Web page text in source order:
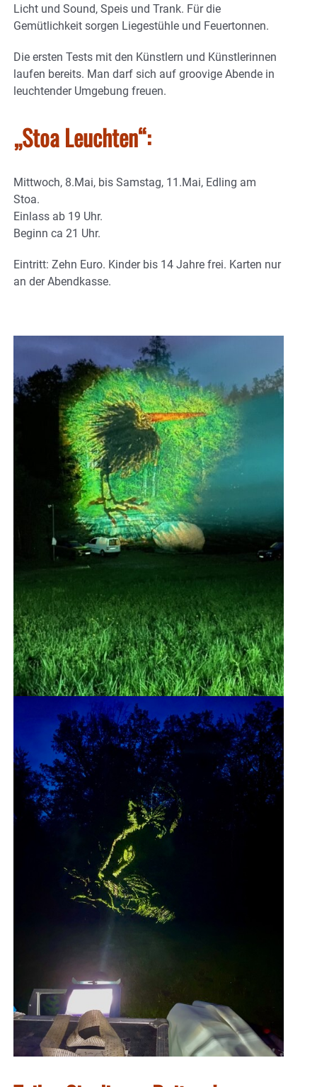
Licht und Sound, Speis und Trank. Für die
Gemütlichkeit sorgen Liegestühle und Feuertonnen.
Die ersten Tests mit den Künstlern und Künstlerinnen
laufen bereits. Man darf sich auf groovige Abende in
leuchtender Umgebung freuen.
„Stoa Leuchten“:
Mittwoch, 8.Mai, bis Samstag, 11.Mai, Edling am
Stoa.
Einlass ab 19 Uhr.
Beginn ca 21 Uhr.
Eintritt: Zehn Euro. Kinder bis 14 Jahre frei. Karten nur
an der Abendkasse.